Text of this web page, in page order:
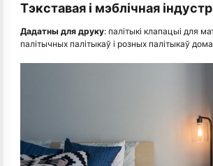
Тэкставая і мэблічная
Дадатны для друку: палітыкі клапацыі для
палітычных палітыкаў і розных палітыкаў